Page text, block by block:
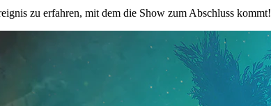
zu erfahren, mit dem die Show zum Abschluss kommt!